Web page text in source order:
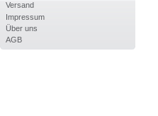
Versand
Impressum
Über uns
AGB